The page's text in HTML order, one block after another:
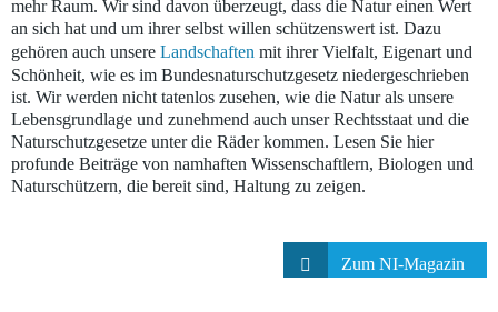
mehr Raum. Wir sind davon überzeugt, dass die Natur einen Wert
an sich hat und um ihrer selbst willen schützenswert ist. Dazu
gehören auch unsere Landschaften mit ihrer Vielfalt, Eigenart und
Schönheit, wie es im Bundesnaturschutzgesetz niedergeschrieben
ist. Wir werden nicht tatenlos zusehen, wie die Natur als unsere
Lebensgrundlage und zunehmend auch unser Rechtsstaat und die
Naturschutzgesetze unter die Räder kommen. Lesen Sie hier
profunde Beiträge von namhaften Wissenschaftlern, Biologen und
Naturschützern, die bereit sind, Haltung zu zeigen.
Zum NI-Magazin